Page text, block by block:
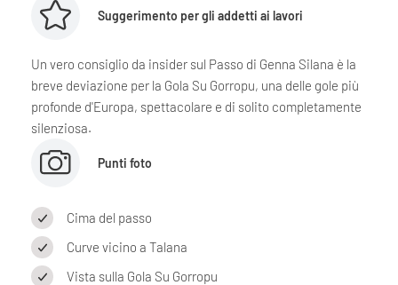
Suggerimento per gli addetti ai lavori
Un vero consiglio da insider sul Passo di Genna Silana è la
breve deviazione per la Gola Su Gorropu, una delle gole più
profonde d'Europa, spettacolare e di solito completamente
silenziosa.
Punti foto
Cima del passo
Curve vicino a Talana
Vista sulla Gola Su Gorropu